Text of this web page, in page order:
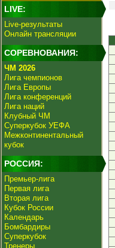
LIVE:
Live-результаты
Онлайн трансляции
СОРЕВНОВАНИЯ:
ЧМ 2026
Лига чемпионов
Лига Европы
Лига конференций
Лига наций
Клубный ЧМ
Суперкубок УЕФА
Межконтинентальный
кубок
РОССИЯ:
Премьер-лига
Первая лига
Вторая лига
Кубок России
Календарь
Бомбардиры
Суперкубок
Тренеры